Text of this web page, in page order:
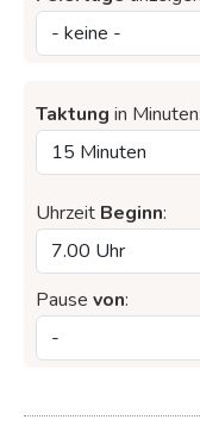
Taktung in Minuten:
Uhrzeit Beginn:
Pause von:
Terminplaner 2
Wochentage von Montag